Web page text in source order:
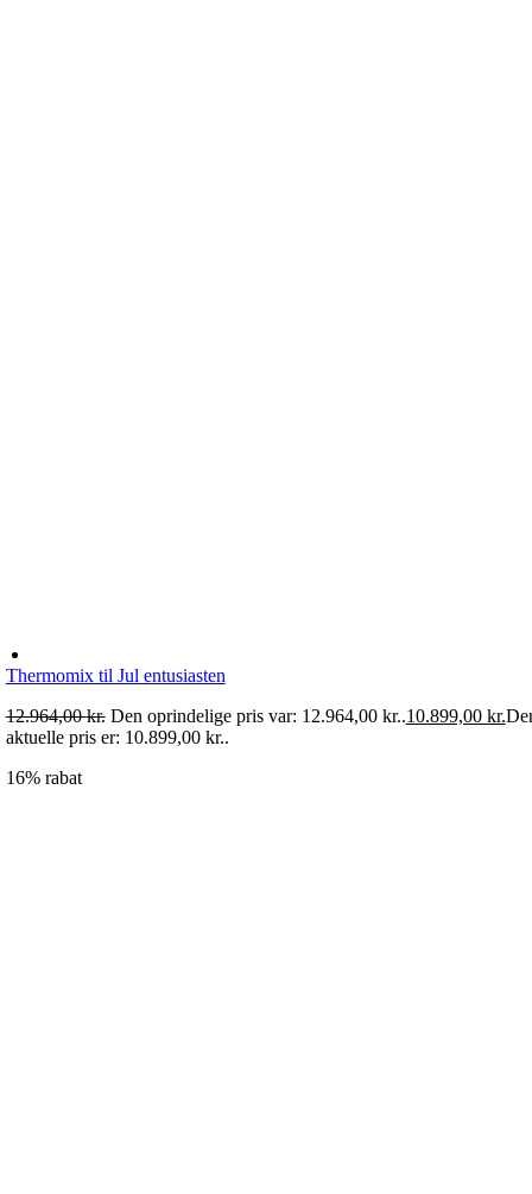
Thermomix til Jul entusiasten
12.964,00kr. Den oprindelige pris var: 12.964,00 kr..10.899,00 kr.
aktuelle pris er: 10.899,00 kr..
16% rabat